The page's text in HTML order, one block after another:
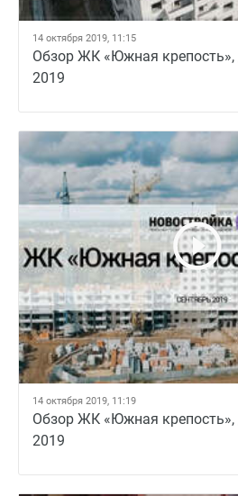
14 октября 2019, 11:15
Обзор ЖК «Южная
2019
14 октября 2019, 11:19
Обзор ЖК «Южная
2019